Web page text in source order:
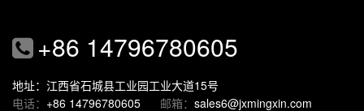
+86 14796780605
地址：江西省石城县工业园工业大道15号
电话： +86 14796780605 邮箱： sales6@jxmingxin.com